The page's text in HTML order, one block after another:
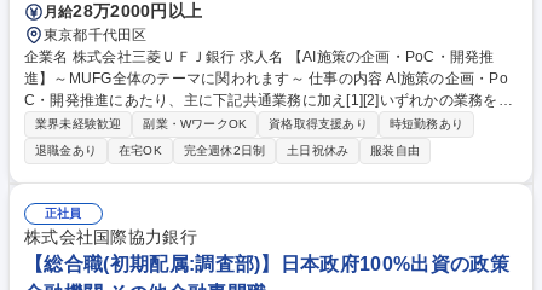
月給28万2000円以上
東京都千代田区
企業名 株式会社三菱ＵＦＪ銀行 求人名 【AI施策の企画・PoC・開発推
進】～MUFG全体のテーマに関われます～ 仕事の内容 AI施策の企画・Po
C・開発推進にあたり、主に下記共通業務に加え[1][2]いずれかの業務をお
任せいたします。※[1][2]は求人下部に記載 ［共通］ ・金融業務における
部門・業務を横断した立場でのAI利活用した顧客向けサービス、または業
務効率化ツールの企画立案、PoC推進、開発推進 ・施策推進に当たって、
社内の関係各部との折衝や合意形成 ・パートナー企業やベンダとのステー
クスホルダーとの折衝、合意形成 募集職種 【AI施策の企画・PoC・開発
推進】～MUFG全体のテーマに関われます～
業界未経験歓迎 副業・WワークOK 資格取得支援あり
時短勤務あり
退職金あり
在宅OK 完全週休2日制 土日祝休み 服装自由
正社員
株式会社国際協力銀行
【総合職(初期配属:調査部)】日本政府100%出資の政策